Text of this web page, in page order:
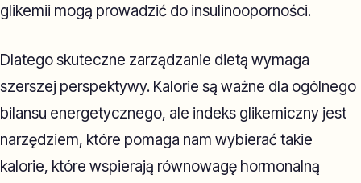
glikemii mogą prowadzić do insulinooporności.
Dlatego skuteczne zarządzanie dietą wymaga
szerszej perspektywy. Kalorie są ważne dla ogólnego
bilansu energetycznego, ale indeks glikemiczny jest
narzędziem, które pomaga nam wybierać takie
kalorie, które wspierają równowagę hormonalną